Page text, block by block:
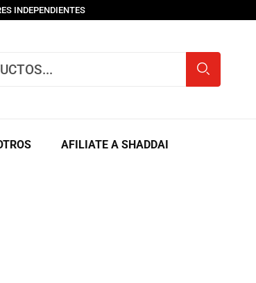
INDEPENDIENTES
AFILIATE A SHADDAI